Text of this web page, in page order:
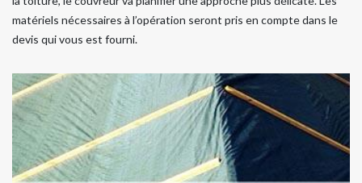
matériels nécessaires à l’opération seront pris en compte dans le
devis qui vous est fourni.